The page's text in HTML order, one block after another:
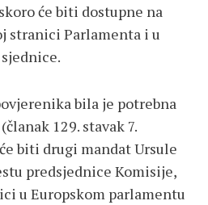
će biti dostupne na
stranici Parlamenta i u
bila je potrebna
129. stavak 7.
biti drugi mandat Ursule
predsjednice Komisije,
u Europskom parlamentu